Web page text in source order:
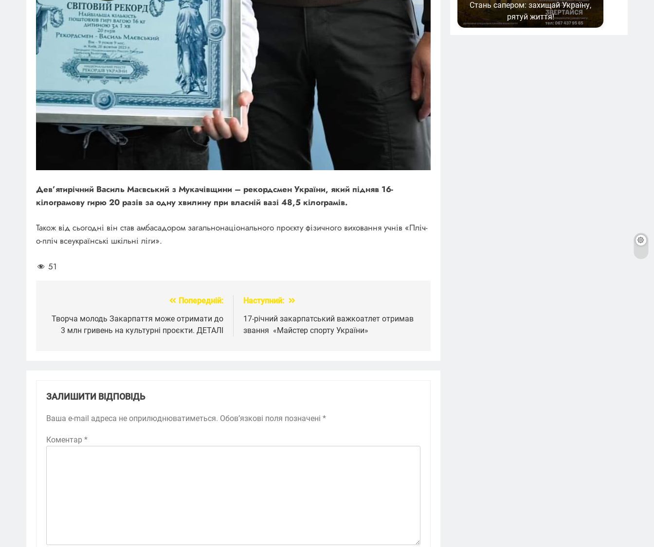
Дев’ятирічний Василь Маєвський з Мукачівщини – рекордсмен України, який підняв 16-
кілограмову гирю 20 разів за одну хвилину при власній вазі 48,5 кілограмів.
Також від сьогодні він став амбасадором загальнонаціонального проєкту фізичного виховання учнів «Пліч-
о-пліч всеукраїнські шкільні ліги».
51
записів
Попередній:
Творча молодь Закарпаття може отримати до
3 млн гривень на культурні проєкти. ДЕТАЛІ
Наступний:
17-річний закарпатський важкоатлет отримав
звання «Майстер спорту України»
ЗАЛИШИТИ ВІДПОВІДЬ
Ваша e-mail адреса не оприлюднюватиметься. Обов’язкові поля позначені *
Коментар *
Стань сапером: захищай Україну,
рятуй життя!